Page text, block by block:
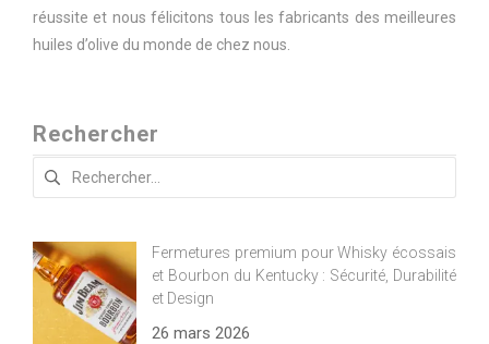
réussite et nous félicitons tous les fabricants des meilleures
huiles d’olive du monde de chez nous.
Rechercher
Rechercher :
Fermetures premium pour Whisky écossais
et Bourbon du Kentucky : Sécurité, Durabilité
et Design
26 mars 2026